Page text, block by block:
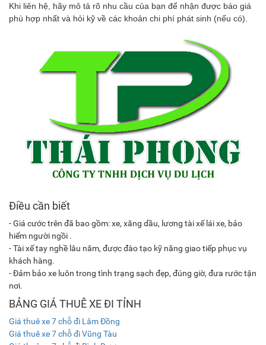
Khi liên hệ, hãy mô tả rõ nhu cầu của bạn để nhận được báo giá
phù hợp nhất và hỏi kỹ về các khoản chi phí phát sinh (nếu có).
Điều cần biết
- Giá cước trên đã bao gồm: xe, xăng dầu, lương tài xế lái xe, bảo
hiểm người ngồi .
- Tài xế tay nghề lâu năm, được đào tạo kỹ năng giao tiếp phục vụ
khách hàng.
- Đảm bảo xe luôn trong tình trạng sạch đẹp, đúng giờ, đưa rước tận
nơi.
BẢNG GIÁ THUÊ XE ĐI TỈNH
Giá thuê xe 7 chỗ đi Lâm Đồng
Giá thuê xe 7 chỗ đi Vũng Tàu